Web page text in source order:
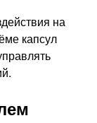
на
капсул